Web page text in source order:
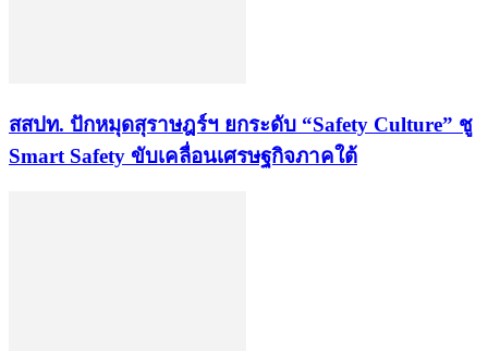
สสปท. ปักหมุดสุราษฎร์ฯ ยกระดับ “Safety Culture” ชู
Smart Safety ขับเคลื่อนเศรษฐกิจภาคใต้